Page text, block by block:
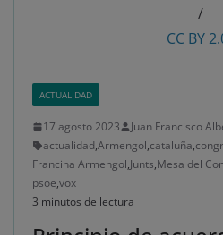
/
CC BY
ACTUALIDAD
17 agosto 2023
Juan Francisco
actualidad,Armengol,cataluña,
Francina Armengol,Junts,Mesa del
psoe,vox
3 minutos de lectura